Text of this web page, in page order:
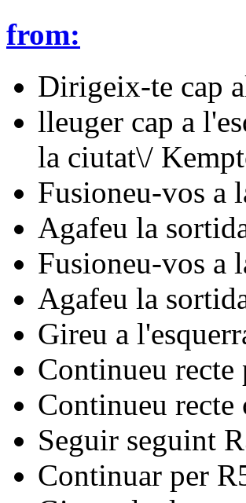
from:
Dirigeix-te cap
lleuger cap a
la ciutat\/
Fusioneu-vos a
Agafeu la
Fusioneu-vos a
Agafeu la
Gireu a
Continueu recte
Continueu
Seguir seguint
Continuar per